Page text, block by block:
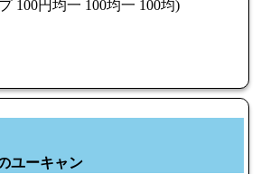
プ 100円均一 100均一 100均)
ユーキャン